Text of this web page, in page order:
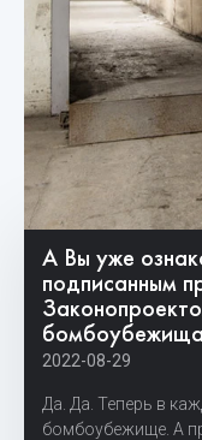
А Вы уже
подписанным
2022-08-29
Да. Да. Теперь в
бомбоубежище. А